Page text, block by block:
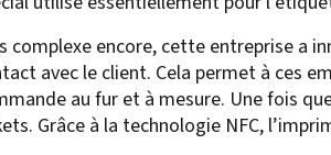
complexe encore, cette entreprise a
avec le client. Cela permet à ces
au fur et à mesure. Une fois
Grâce à la technologie NFC,